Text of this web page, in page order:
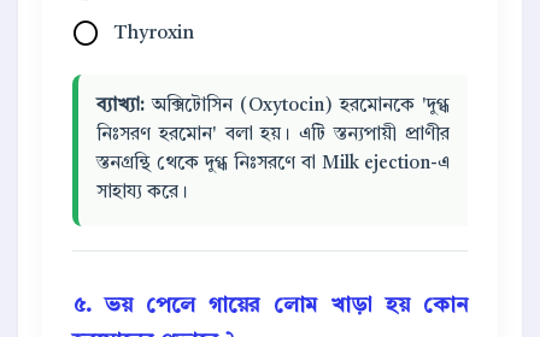
Thyroxin
ব্যাখ্যা: অক্সিটোসিন (Oxytocin) হরমোনকে 'দুগ্ধ
নিঃসরণ হরমোন' বলা হয়। এটি স্তন্যপায়ী প্রাণীর
স্তনগ্রন্থি থেকে দুগ্ধ নিঃসরণে বা Milk ejection-এ
সাহায্য করে।
৫. ভয় পেলে গায়ের লোম খাড়া হয় কোন